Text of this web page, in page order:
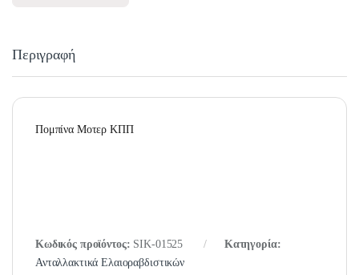
Περιγραφή
Πομπίνα Μοτερ ΚΠΠ
Κωδικός προϊόντος: SIK-01525
Κατηγορία:
Ανταλλακτικά Ελαιοραβδιστικών